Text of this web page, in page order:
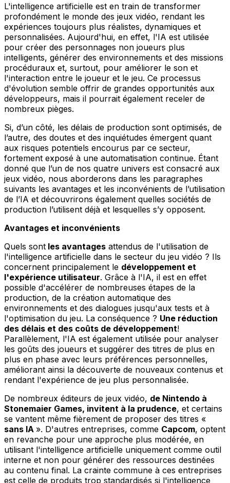
L'intelligence artificielle est en train de transformer
profondément le monde des jeux vidéo, rendant les
expériences toujours plus réalistes, dynamiques et
personnalisées. Aujourd'hui, en effet, l'IA est utilisée
pour créer des personnages non joueurs plus
intelligents, générer des environnements et des missions
procéduraux et, surtout, pour améliorer le son et
l'interaction entre le joueur et le jeu. Ce processus
d'évolution semble offrir de grandes opportunités aux
développeurs, mais il pourrait également receler de
nombreux pièges.
Si, d’un côté, les délais de production sont optimisés, de
l’autre, des doutes et des inquiétudes émergent quant
aux risques potentiels encourus par ce secteur,
fortement exposé à une automatisation continue. Étant
donné que l’un de nos quatre univers est consacré aux
jeux vidéo, nous aborderons dans les paragraphes
suivants les avantages et les inconvénients de l’utilisation
de l’IA et découvrirons également quelles sociétés de
production l’utilisent déjà et lesquelles s’y opposent.
Avantages et inconvénients
Quels sont les avantages attendus de l'utilisation de
l'intelligence artificielle dans le secteur du jeu vidéo ? Ils
concernent principalement le développement et
l'expérience utilisateur. Grâce à l'IA, il est en effet
possible d'accélérer de nombreuses étapes de la
production, de la création automatique des
environnements et des dialogues jusqu'aux tests et à
l'optimisation du jeu. La conséquence ? Une réduction
des délais et des coûts de développement!
Parallèlement, l'IA est également utilisée pour analyser
les goûts des joueurs et suggérer des titres de plus en
plus en phase avec leurs préférences personnelles,
améliorant ainsi la découverte de nouveaux contenus et
rendant l'expérience de jeu plus personnalisée.
De nombreux éditeurs de jeux vidéo, de Nintendo à
Stonemaier Games, invitent à la prudence, et certains
se vantent même fièrement de proposer des titres «
sans IA ». D'autres entreprises, comme Capcom, optent
en revanche pour une approche plus modérée, en
utilisant l'intelligence artificielle uniquement comme outil
interne et non pour générer des ressources destinées
au contenu final. La crainte commune à ces entreprises
est celle de produits trop standardisés si l'intelligence